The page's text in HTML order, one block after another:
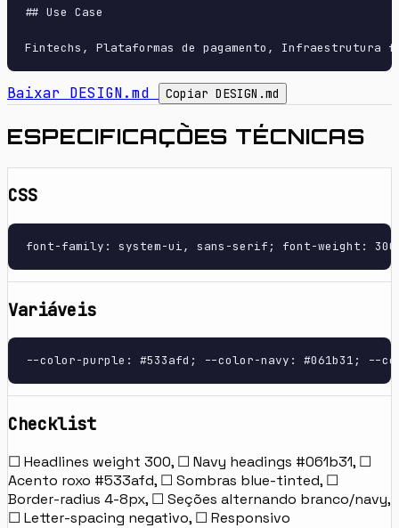
## Use Case
Baixar DESIGN.md Copiar DESIGN.md
ESPECIFICAÇÕES TÉCNICAS
CSS
font-family: system-ui, sans-serif; font-weight: 300
Variáveis
--color-purple: #533afd; --color-navy: #061b31; --
Checklist
☐ Headlines weight 300, ☐ Navy headings #061b31, ☐
Acento roxo #533afd, ☐ Sombras blue-tinted, ☐
Border-radius 4-8px, ☐ Seções alternando branco/navy,
☐ Letter-spacing negativo, ☐ Responsivo